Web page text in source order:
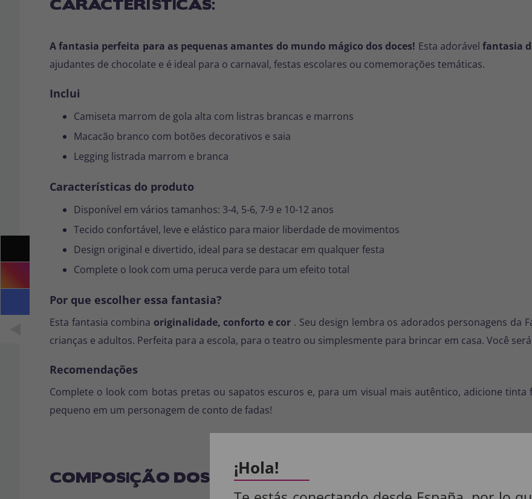
CARACTERÍSTICAS:
A fantasia perfeita para as pequenas amantes do mundo mágico dos doces! Esta adorávelfantasia
ajudantes de chocolate e é ideal para o carnaval, festas escolares ou comemorações temáticas.
Inclui
Camiseta marrom de gola alta com listras brancas e marrons
Macacão branco com botões decorativos e saia
Legging listrada marrom e branca
Características do produto
Disponível em vários tamanhos: 3-4, 5-6, 7-9 e 10-12 anos
Tecido confortável, leve e elástico para maior liberdade de movimentos
Design original e divertido, ideal para se destacar em qualquer festa
Complete o look com uma peruca verde para um efeito total
Por que escolher essa fantasia?
Esta fantasia combina originalidade, conforto e cor . Seu design lembra os adorados personagens da
crianças e adultos. Perfeita para a escola, para o teatro ou simplesmente para brincar em casa. Você
Recomendações
Complete o look com botas pretas ou sapatos escuros e, para um visual mais autêntico, adicione
pequeno em um personagem de conto de fadas!
COMPOSIÇÃO DOS NOSSOS PRODUTOS:
¡Hola!